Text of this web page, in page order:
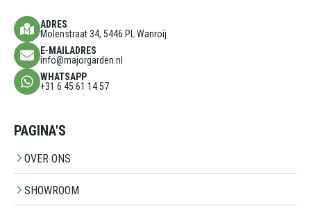
ADRES
Molenstraat 34, 5446 PL Wanroij
E-MAILADRES
info@majorgarden.nl
WHATSAPP
+31 6 45 61 14 57
PAGINA'S
OVER ONS
SHOWROOM